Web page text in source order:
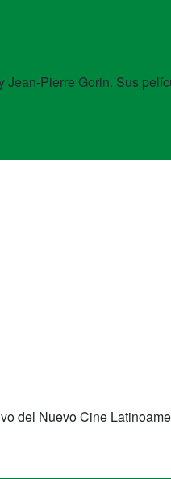
Pierre Gorin. Sus
del Nuevo Cine